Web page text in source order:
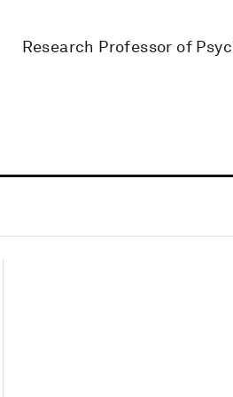
Research Professor of